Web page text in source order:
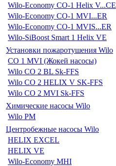
Wilo-Economy CO-1 Helix V...CE
Wilo-Economy CO-1 MVI...ER
Wilo-Economy CO-1 MVIS...ER
Wilo-SiBoost Smart 1 Helix VE
Установки пожаротушения Wilo
CO 1 MVI (Жокей насосы)
Wilo CO 2 BL Sk-FFS
Wilo CO 2 HELIX V SK-FFS
Wilo CO 2 MVI Sk-FFS
Химические насосы Wilo
Wilo PM
Центробежные насосы Wilo
HELIX EXCEL
HELIX VE
Wilo-Economy MHI